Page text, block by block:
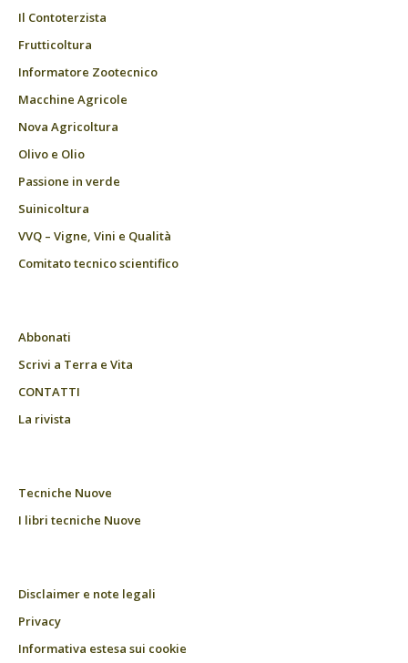
Il Contoterzista
Frutticoltura
Informatore Zootecnico
Macchine Agricole
Nova Agricoltura
Olivo e Olio
Passione in verde
Suinicoltura
VVQ – Vigne, Vini e Qualità
Comitato tecnico scientifico
Abbonati
Scrivi a Terra e Vita
CONTATTI
La rivista
Tecniche Nuove
I libri tecniche Nuove
Disclaimer e note legali
Privacy
Informativa estesa sui cookie